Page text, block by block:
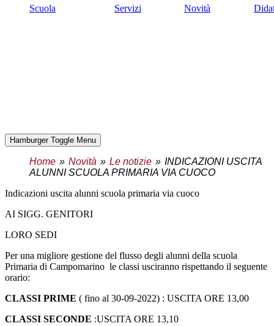
Scuola Servizi Novità
Hamburger Toggle Menu
Home Novità Le notizie
INDICAZIONI USCITA
ALUNNI SCUOLA PRIMARIA VIA CUOCO
indicazioni uscita alunni scuola primaria via cuoco
AI SIGG. GENITORI
LORO SEDI
Per una migliore gestione del flusso degli alunni della scuola
Primaria di Campomarino le classi usciranno rispettando il seguente
orario:
CLASSI PRIME ( fino al 30-09-2022) : USCITA ORE 13,00
CLASSI SECONDE :USCITA ORE 13,10